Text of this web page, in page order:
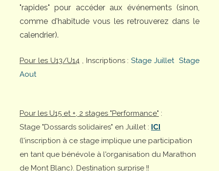
"rapides" pour accéder aux événements (sinon,
comme d'habitude vous les retrouverez dans le
calendrier).
Pour les U13/U14, Inscriptions :Stage Juillet Stage
Aout
Pour les U15 et +, 2 stages "Performance" :
Stage "Dossards solidaires" en Juillet : ICI
(l'inscription à ce stage implique une participation
en tant que bénévole à l'organisation du Marathon
de Mont Blanc). Destination surprise !!